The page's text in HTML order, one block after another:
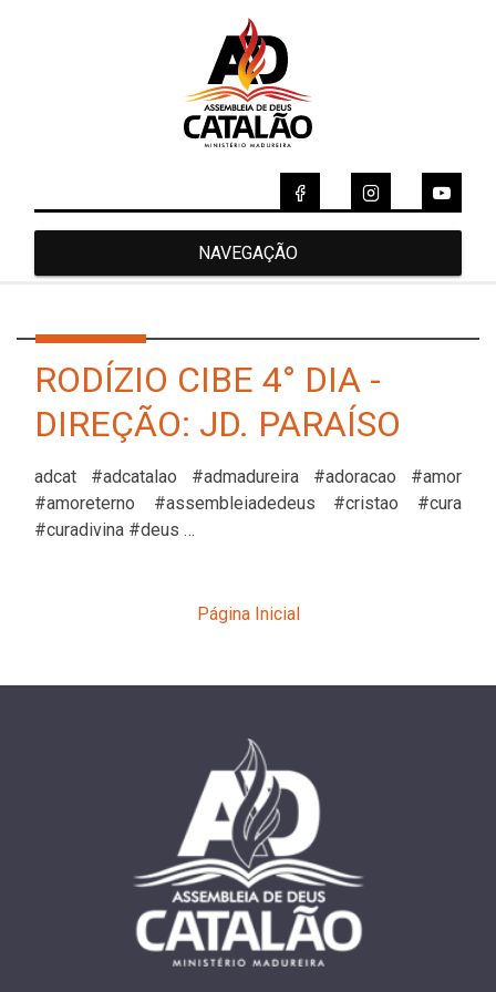
NAVEGAÇÃO
RODÍZIO CIBE 4° DIA -
DIREÇÃO: JD. PARAÍSO
adcat #adcatalao #admadureira #adoracao #amor
#amoreterno #assembleiadedeus #cristao #cura
#curadivina #deus …
Página Inicial